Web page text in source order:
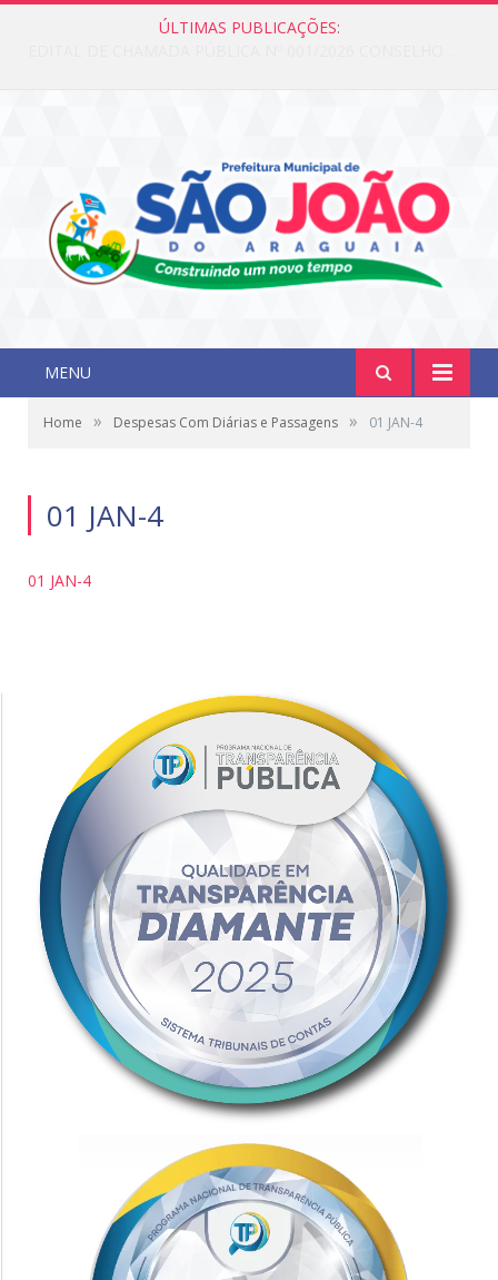
ÚLTIMAS PUBLICAÇÕES:
MENU
Home » Despesas Com Diárias e Passagens » 01 JAN-4
01 JAN-4
01 JAN-4